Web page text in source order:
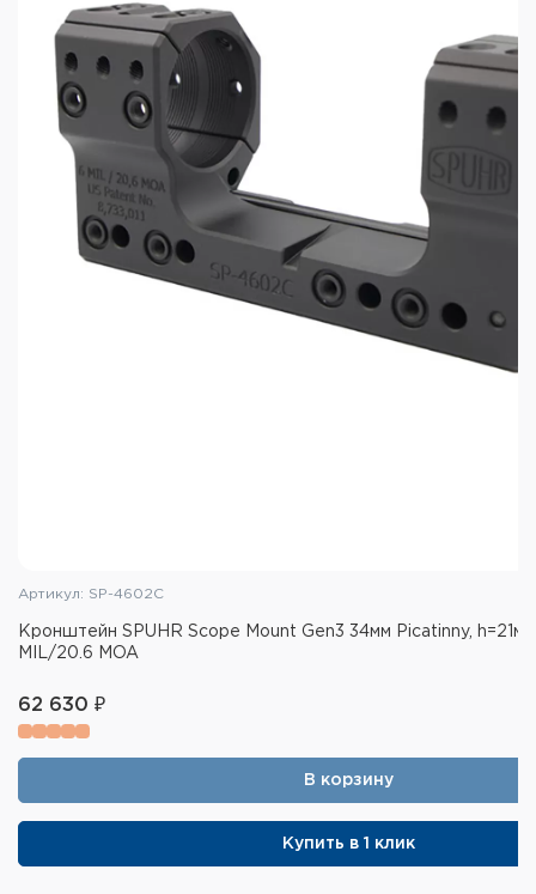
Артикул: SP-4602C
Кронштейн SPUHR Scope Mount Gen3 34мм Picatinny,
MIL/20.6 MOA
62 630 ₽
В корзину
Купить в 1 клик